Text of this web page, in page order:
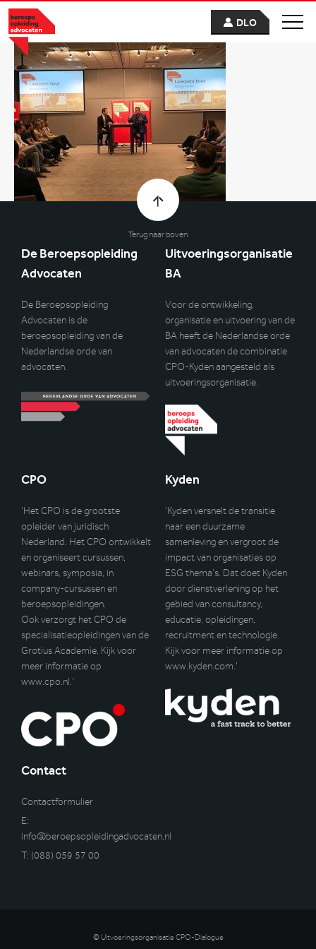
DLO
Terug naar boven
De Beroepsopleiding
Advocaten
De Beroepsopleiding
Advocaten is de
beroepsopleiding van de
Nederlandse orde van
advocaten.
Uitvoeringsorganisatie
BA
Voor de ontwikkeling,
organisatie en uitvoering van de
BA heeft de Nederlandse orde
van advocaten de combinatie
CPO-Kyden aangesteld als
uitvoeringsorganisatie.
CPO
‘Het CPO is de grootste
opleider van juridisch
Nederland. Het CPO ontwikkelt
en organiseert cursussen,
webinars, symposia, in
company-cursussen en
beroepsopleidingen.
Ook verzorgt het CPO de
specialisatieopleidingen van de
Grotius Academie. Kijk voor
meer informatie op
www.cpo.nl.’
Kyden
‘Kyden versnelt de transitie
naar een duurzame
samenleving en vergroot de
impact van organisaties op
ESG thema’s. Dat doet Kyden
door dienstverlening op het
gebied van consultancy,
educatie, opleidingen,
recruitment en technologie.
Kijk voor meer informatie op
www.kyden.com.’
Contact
Contactformulier
E:
info@beroepsopleidingadvocaten.nl
T: (088) 059 57 00
© Uitvoeringsorganisatie CPO-Dialogue